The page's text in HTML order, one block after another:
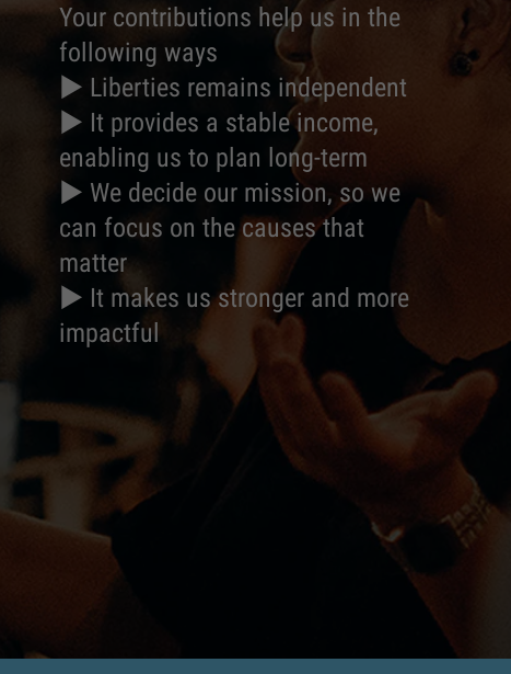
Your contributions help us in the
following ways
► Liberties remains independent
► It provides a stable income,
enabling us to plan long-term
► We decide our mission, so we
can focus on the causes that
matter
► It makes us stronger and more
impactful